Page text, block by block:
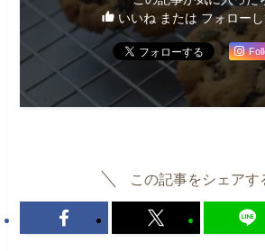
いいね または フォローし
この記事をシェアす